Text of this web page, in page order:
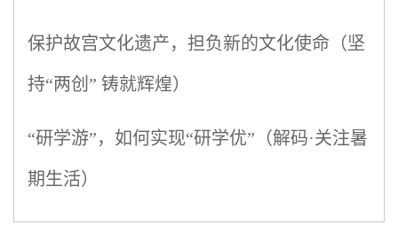
保护故宫文化遗产，担负新的文化使命（坚
持“两创” 铸就辉煌）
“研学游”，如何实现“研学优”（解码·关注暑
期生活）